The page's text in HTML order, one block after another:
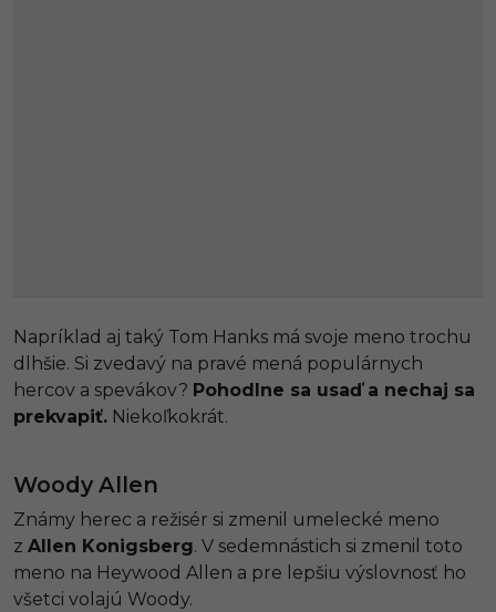
Napríklad aj taký Tom Hanks má svoje meno trochu
dlhšie. Si zvedavý na pravé mená populárnych
hercov a spevákov? Pohodlne sa usaď a nechaj sa
prekvapiť. Niekoľkokrát.
Woody Allen
Známy herec a režisér si zmenil umelecké meno
z Allen Konigsberg. V sedemnástich si zmenil toto
meno na Heywood Allen a pre lepšiu výslovnosť ho
všetci volajú Woody.